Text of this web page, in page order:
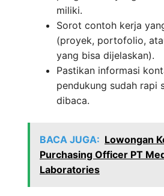
miliki.
Sorot contoh kerja
(proyek, portofolio,
yang bisa dijelaskan).
Pastikan informasi
pendukung sudah rapi
dibaca.
BACA JUGA: Lowongan
Purchasing Officer PT
Laboratories